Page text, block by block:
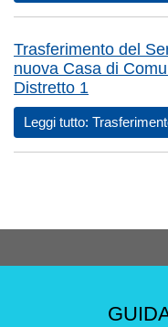
Trasferimento del
nuova Casa di
Distretto 1
Leggi tutto: